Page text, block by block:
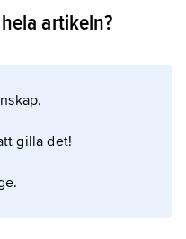
artikeln?
gilla det!